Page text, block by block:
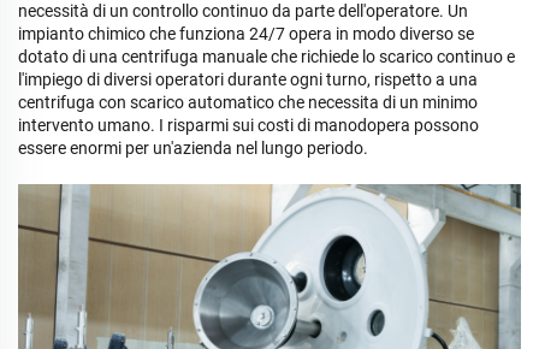
necessità di un controllo continuo da parte dell'operatore. Un
impianto chimico che funziona 24/7 opera in modo diverso se
dotato di una centrifuga manuale che richiede lo scarico continuo e
l'impiego di diversi operatori durante ogni turno, rispetto a una
centrifuga con scarico automatico che necessita di un minimo
intervento umano. I risparmi sui costi di manodopera possono
essere enormi per un'azienda nel lungo periodo.